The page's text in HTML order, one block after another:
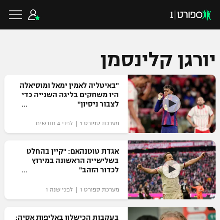
כדורגל ישראלי
ליגת העל
גביע הטוטו
ליגיונרים
גביע המדינה
כדורגל עולמי
ליגת האלופות
ליגה אירופית
ליגה אנגלית
כדורסל ישראלי
ליגת ווינר סל
ליגה לאומית
כדורסל עולמי
NBA
יורגן קלינסמן
"באיטליה לאמין ימאל ומוסיאלה
היו משחקים בליגה השנייה כדי
לצבור ניסיון"
מערכת ספורט 1 | לפני 4 חודשים
אגדת טוטנהאם: "קיין בהחלט
בשלישייה הראשונה במירוץ
לכדור הזהב"
מערכת ספורט 1 | לפני שנה 1
בעקבות הכישלון באליפות אסיה: